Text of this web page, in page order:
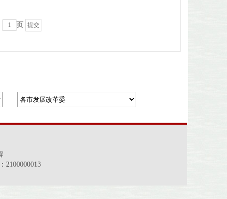
页
2100000013